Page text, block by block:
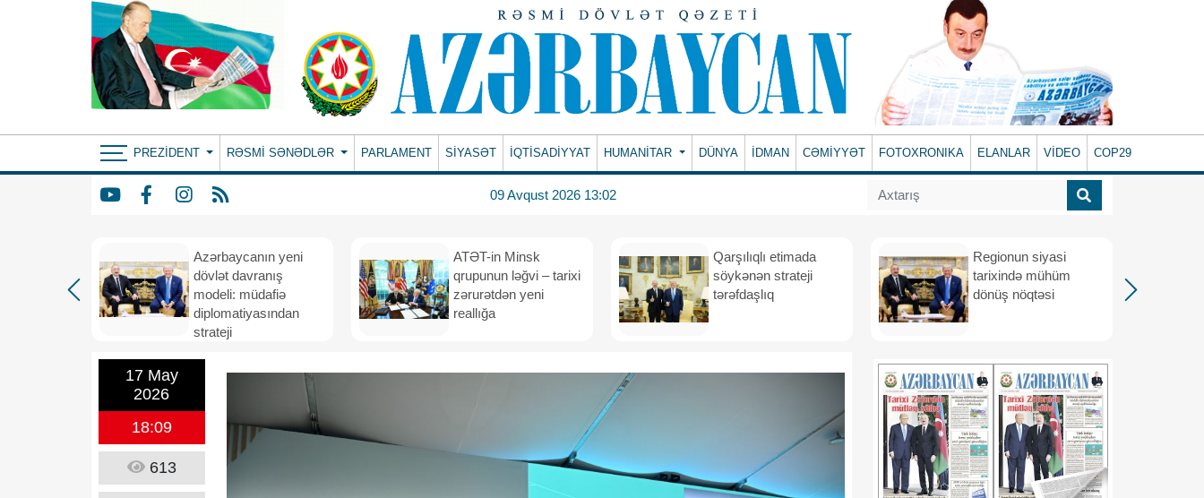
PREZIDENT RƏSMI SƏNƏDLƏR PARLAMENT SİYASƏT İQTİSADİYYAT HUMANITAR DÜNYA İDMAN CƏMİYYƏT FOTOXRONIKA ELANLAR VİDEO COP29
09 Avqust 2026 13:02
Azərbaycanın yeni
dövlət davranış
modeli: müdafiə
diplomatiyasından
strateji
ATƏT-in Minsk
qrupunun ləğvi – tarixi
zərurətdən yeni
reallığa
Qarşılıqlı etimada
söykənən strateji
tərəfdaşlıq
Regionun siyasi
tarixində mühüm
dönüş nöqtəsi
17 May
2026
18:09
613